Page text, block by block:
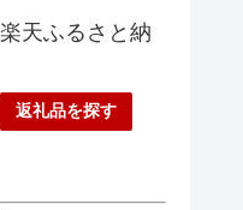
天ふるさと納
返礼品を探す